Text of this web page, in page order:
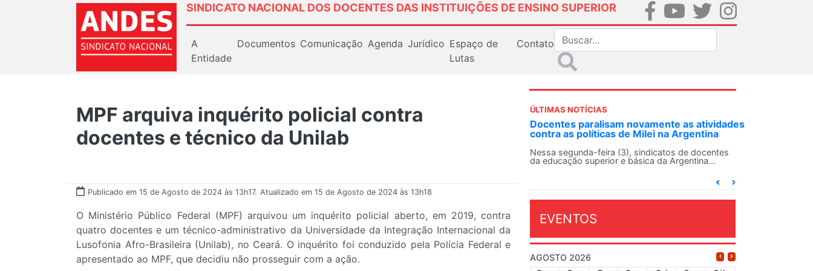
SINDICATO NACIONAL DOS DOCENTES DAS INSTITUIÇÕES DE ENSINO SUPERIOR
A
Entidade
Documentos Comunicação Agenda Jurídico Espaço de
Lutas
Contato
MPF arquiva inquérito policial contra
docentes e técnico da Unilab
Publicado em 15 de Agosto de 2024 às 13h17. Atualizado em 15 de Agosto de 2024 às 13h18
O Ministério Público Federal (MPF) arquivou um inquérito policial aberto, em 2019, contra
quatro docentes e um técnico-administrativo da Universidade da Integração Internacional da
Lusofonia Afro-Brasileira (Unilab), no Ceará. O inquérito foi conduzido pela Polícia Federal e
apresentado ao MPF, que decidiu não prosseguir com a ação.
ÚLTIMAS NOTÍCIAS
ANDES-SN convoca docentes para Dia de
Solidariedade Internacionalista com Cuba em
13 de agosto
O ANDES-SN conclama suas seções sindicais e o
EVENTOS